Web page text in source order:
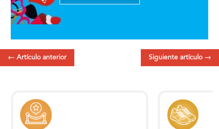
← Artículo anterior Siguiente artículo→